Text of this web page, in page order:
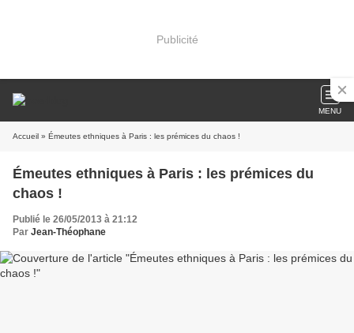
Publicité
MENU
Accueil » Émeutes ethniques à Paris : les prémices du chaos !
Émeutes ethniques à Paris : les prémices du
chaos !
Publié le 26/05/2013 à 21:12
Par Jean-Théophane